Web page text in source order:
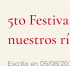
5to
nuestros
Escrito en 05/08/